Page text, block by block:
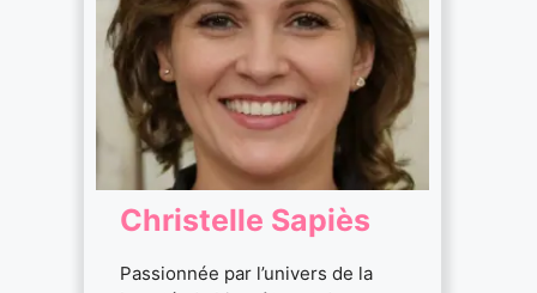
Christelle Sapiès
Passionnée par l’univers de la